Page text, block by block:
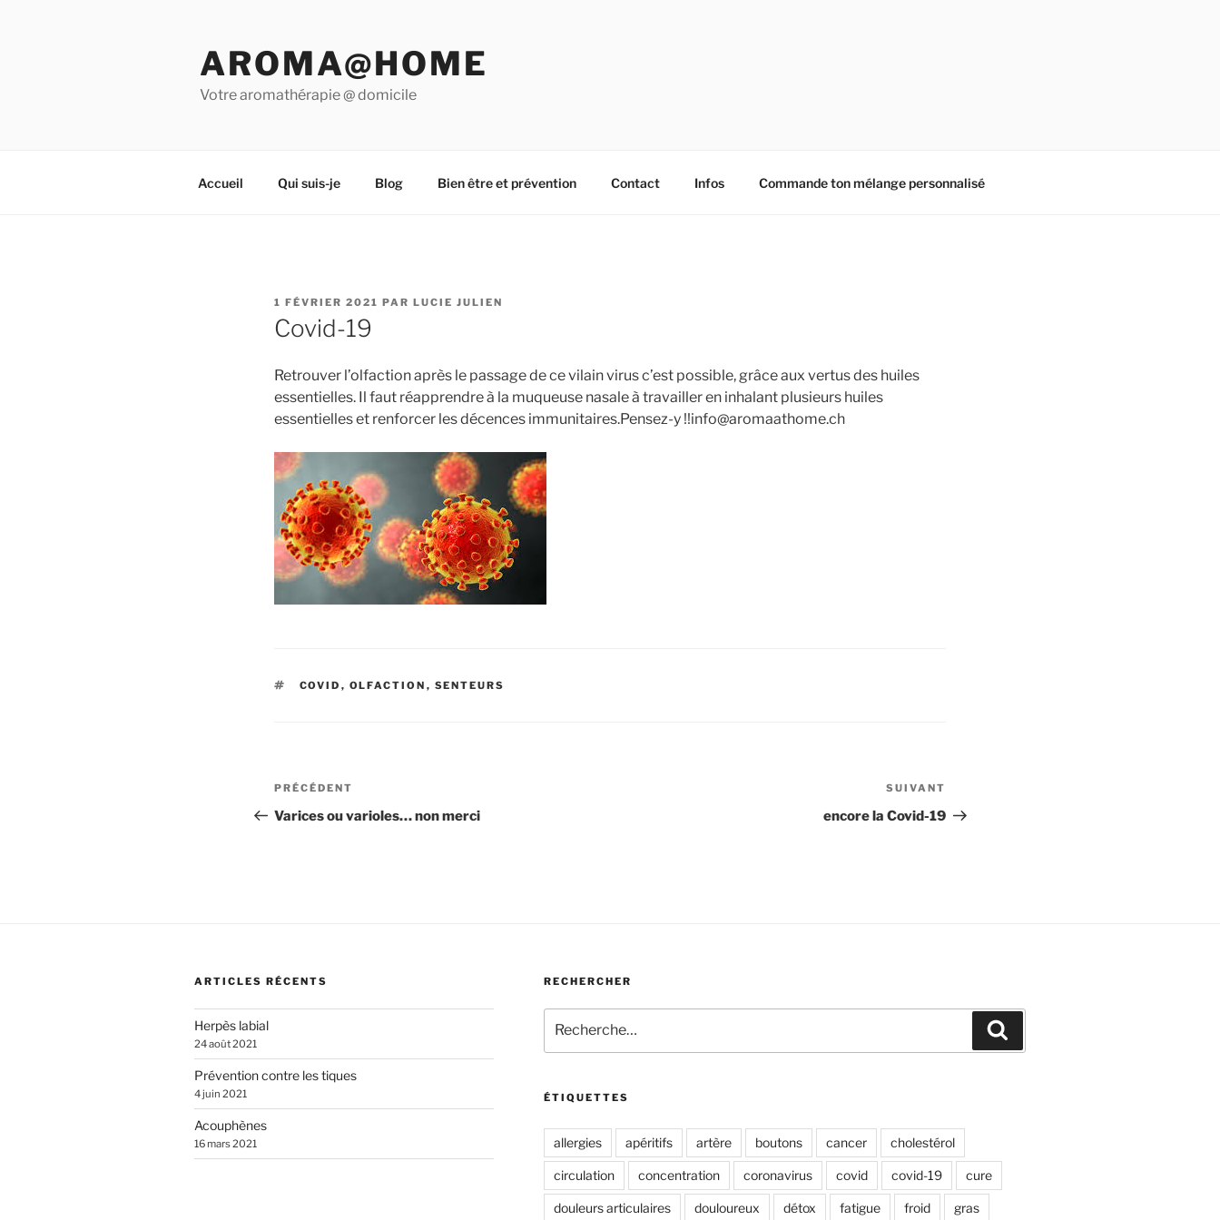
AROMA@HOME
Votre aromathérapie @ domicile
Accueil Qui suis-je Blog Bien être et prévention Contact Infos Commande ton mélange personnalisé
PUBLIÉ
LE
1 FÉVRIER 2021 PAR LUCIE JULIEN
Covid-19
Retrouver l’olfaction après le passage de ce vilain virus c’est possible, grâce aux vertus des huiles
essentielles. Il faut réapprendre à la muqueuse nasale à travailler en inhalant plusieurs huiles
essentielles et renforcer les décences immunitaires.Pensez-y !!info@aromaathome.ch
ÉTIQUETTES
COVID , OLFACTION , SENTEURS
Navigation
de
Article
précédent
PRÉCÉDENT
Varices ou varioles… non merci
suivant
SUIVANT
encore la Covid-19
ARTICLES RÉCENTS
Herpès labial
24 août 2021
Prévention contre les tiques
4 juin 2021
Acouphènes
16 mars 2021
RECHERCHER
pour
:
ÉTIQUETTES
allergies apéritifs artère boutons cancer cholestérol
circulation concentration coronavirus covid covid-19 cure
douleurs articulaires douloureux détox fatigue froid gras